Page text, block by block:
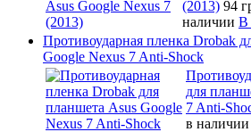
(2013) 94
наличии В
Противоударная пленка Drobak
Google Nexus 7 Anti-Shock
для
7 Anti-
в наличии